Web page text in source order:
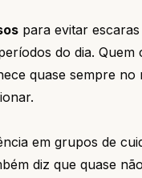
para evitar
do dia.
quase sempre
em grupos de
diz que quase